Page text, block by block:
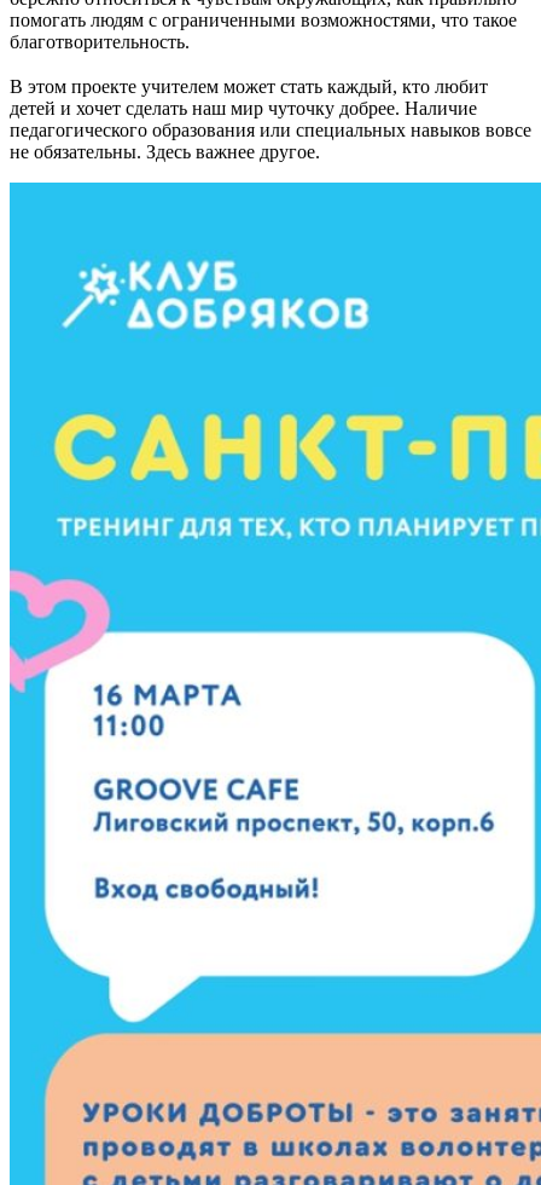
помогать людям с ограниченными возможностями, что такое
благотворительность.
В этом проекте учителем может стать каждый, кто любит
детей и хочет сделать наш мир чуточку добрее. Наличие
педагогического образования или специальных навыков вовсе
не обязательны. Здесь важнее другое.